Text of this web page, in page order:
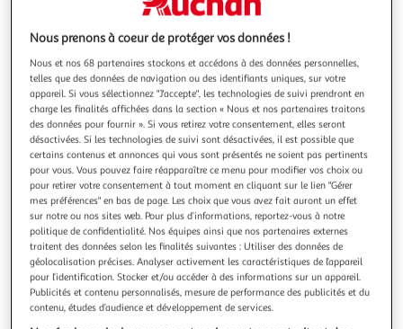
C'est de saison !
1,8 (17)
AUCHAN BIO
Concombre
Ce Concombre bio vous assure une qualité de fraîcheur
cultivée avec soin, idéale pour vos salades estivales. Sa
certification biologique garantit un légume croquant et
désaltérant. Utilisez le concombre coupé en fines rondelles
dans une eau aromatisée ou en bâtonnets pour
accompagner vos sauces apér
En savoir +
1 pièce
Vous voulez connaître le prix de ce produit ?
Afficher le prix
Nous prenons à coeur de protéger vos données !
Nous et nos 68 partenaires stockons et accédons à des données personnelles,
telles que des données de navigation ou des identifiants uniques, sur votre
appareil. Si vous sélectionnez "J'accepte", les technologies de suivi prendront en
charge les finalités affichées dans la section « Nous et nos partenaires traitons
des données pour fournir ». Si vous retirez votre consentement, elles seront
désactivées. Si les technologies de suivi sont désactivées, il est possible que
certains contenus et annonces qui vous sont présentés ne soient pas pertinents
pour vous. Vous pouvez faire réapparaître ce menu pour modifier vos choix ou
pour retirer votre consentement à tout moment en cliquant sur le lien "Gérer
mes préférences" en bas de page. Les choix que vous avez fait auront un effet
sur notre ou nos sites web. Pour plus d’informations, reportez-vous à notre
politique de confidentialité. Nos équipes ainsi que nos partenaires externes
traitent des données selon les finalités suivantes : Utiliser des données de
géolocalisation précises. Analyser activement les caractéristiques de l’appareil
pour l’identification. Stocker et/ou accéder à des informations sur un appareil.
Publicités et contenu personnalisés, mesure de performance des publicités et du
contenu, études d’audience et développement de services.